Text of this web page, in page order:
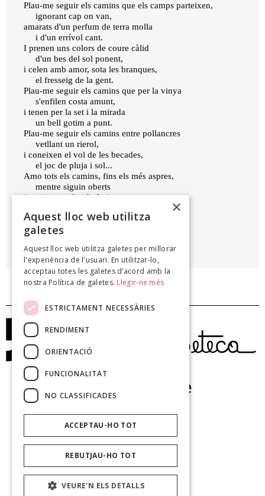
Plau-me seguir els camins que els camps parteixen,
ignorant cap on van,
amarats d'un perfum de terra molla
i d'un errívol cant.
I prenen uns colors de coure càlid
d'un bes del sol ponent,
i celen amb amor, sota les branques,
el fresseig de la gent.
Plau-me seguir els camins que per la vinya
s'enfilen costa amunt,
i tenen per la set i la mirada
un bell gotim a punt.
Plau-me seguir els camins entre pollancres
vetllant un rierol,
i coneixen el vol de les becades,
el joc de pluja i sol...
Amo tots els camins, fins els més aspres,
mentre siguin oberts
i posin tremolor de fruita nova
Poesia, 1981
×
Aquest lloc web utilitza
galetes
Aquest lloc web utilitza galetes per millorar
l'experiència de l'usuari. En utilitzar-lo,
acceptau totes les galetes d’acord amb la
nostra Política de galetes. Llegir-ne més
ESTRICTAMENT NECESSÀRIES
RENDIMENT
ORIENTACIÓ
FUNCIONALITAT
NO CLASSIFICADES
ACCEPTAU-HO TOT
REBUTJAU-HO TOT
VEURE'N ELS DETALLS